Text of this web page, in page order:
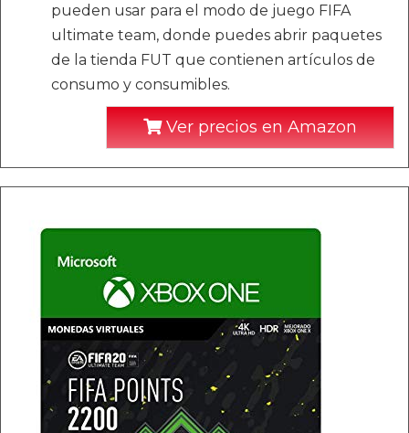
pueden usar para el modo de juego FIFA
ultimate team, donde puedes abrir paquetes
de la tienda FUT que contienen artículos de
consumo y consumibles.
Ver precios en Amazon